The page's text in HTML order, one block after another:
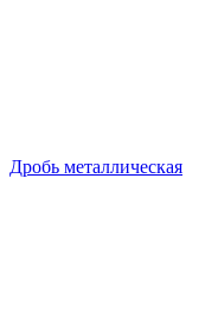
Дробь металлическая